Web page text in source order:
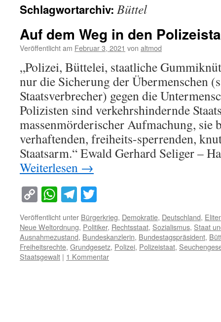
Schlagwortarchiv: Büttel
Auf dem Weg in den
Veröffentlicht am Februar 3, 2021 von altmod
„Polizei, Büttelei, staatliche
nur die Sicherung der Übermenschen
Staatsverbrecher) gegen die
Polizisten sind verkehrshindernde
massenmörderischer Aufmachung, sie
verhaftenden, freiheits-sperrenden,
Staatsarm.“ Ewald Gerhard Seliger –
Weiterlesen →
Copy
Link
WhatsApp
Telegram
Veröffentlicht unter Bürgerkrieg, Demokratie, Deutschland,
Neue Weltordnung, Politiker, Rechtsstaat, Sozialismus, Staat
Ausnahmezustand, Bundeskanzlerin, Bundestagspräsident,
Freiheitsrechte, Grundgesetz, Polizei, Polizeistaat,
Staatsgewalt | 1 Kommentar